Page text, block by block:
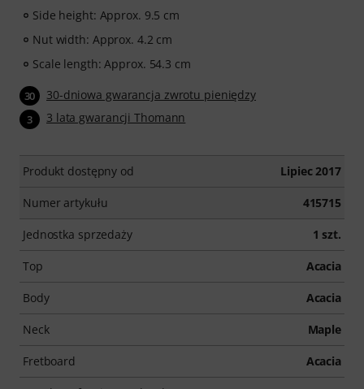
Side height: Approx. 9.5 cm
Nut width: Approx. 4.2 cm
Scale length: Approx. 54.3 cm
30 30-dniowa gwarancja zwrotu pieniędzy
3 3 lata gwarancji Thomann
Produkt dostępny od Lipiec 2017
Numer artykułu 415715
Jednostka sprzedaży 1 szt.
Top Acacia
Body Acacia
Neck Maple
Fretboard Acacia